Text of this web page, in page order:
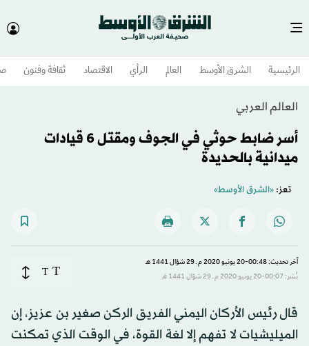
الرئيسية الشرق الأوسط​ العالم الرأي الاقتصاد ثقافة وفنون
العالم العربي
أسر ضابط حوثي في الجوف ومقتل 6 قيادات
ميدانية بالحديدة
تعز:«الشرق الأوسط»
آخر تحديث: 00:48-20 يونيو 2020 م ـ 29 شوّال 1441 هـ
نُشر: 00:07-20 يونيو 2020 م ـ 29 شوّال 1441 هـ
T
T
قال رئيس الأركان اليمني الفريق الركن صغير بن عزيز، إن
الميليشيات لا تفهم إلا لغة القوة، في الوقت الذي تمكنت